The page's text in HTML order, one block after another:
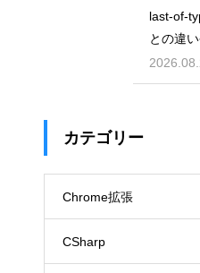
last-of-
との違
カテゴリー
Chrome拡張
CSharp